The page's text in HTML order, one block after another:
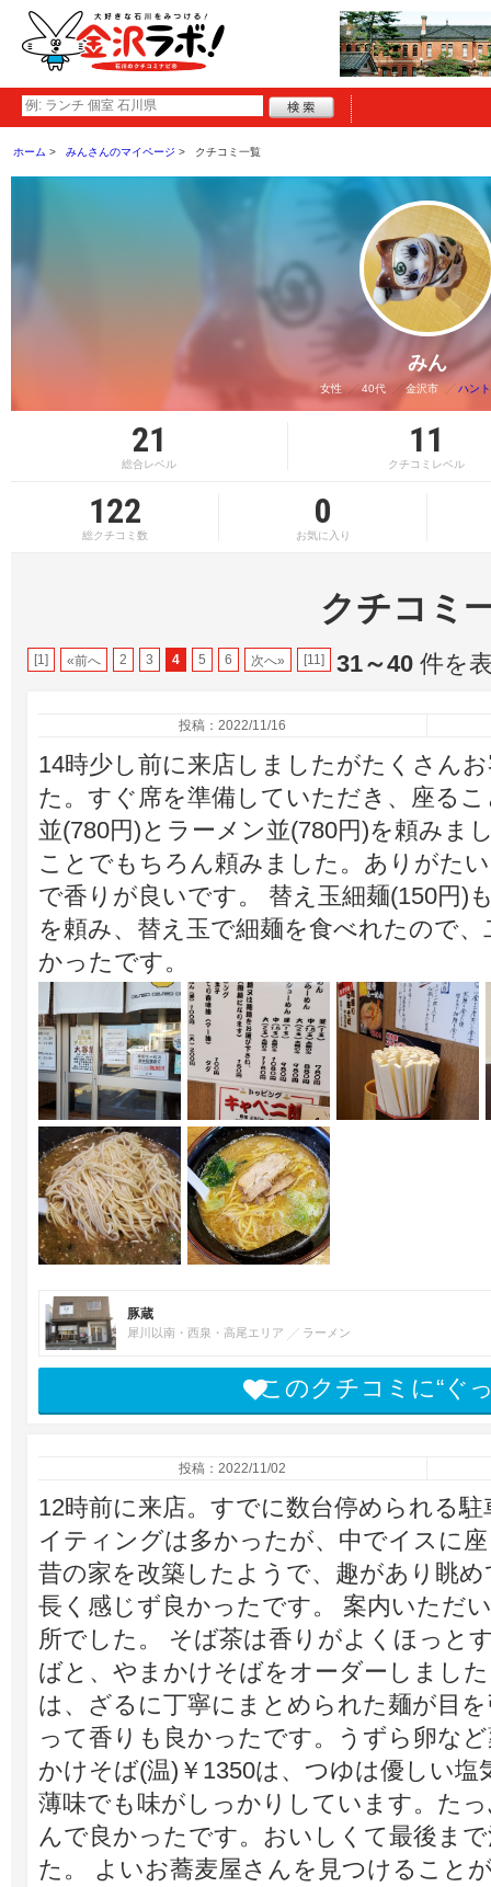
ホーム みんさんのマイページ クチコミ一覧
みん
女性 40代 金沢市 ハン
21
総合レベル
11
クチコミレベル
122
総クチコミ数
0
お気に入り
クチコミ
[1] «前へ 2 3 4 5 6 次へ» [11] 31～40 件を
投稿：2022/11/16
14時少し前に来店しましたがたくさん
た。すぐ席を準備していただき、座る
並(780円)とラーメン並(780円)を頼みま
ことでもちろん頼みました。ありがた
で香りが良いです。 替え玉細麺(150円)
を頼み、替え玉で細麺を食べれたので
かったです。
豚蔵
犀川以南・西泉・高尾エリア ラーメン
このクチコミに“ぐ
投稿：2022/11/02
12時前に来店。すでに数台停められる
イティングは多かったが、中でイスに
昔の家を改築したようで、趣があり眺
長く感じず良かったです。 案内いただ
所でした。 そば茶は香りがよくほっと
ばと、やまかけそばをオーダーしまし
は、ざるに丁寧にまとめられた麺が目
って香りも良かったです。うずら卵な
かけそば(温)￥1350は、つゆは優しい
薄味でも味がしっかりしています。た
んで良かったです。おいしくて最後ま
た。 よいお蕎麦屋さんを見つけること